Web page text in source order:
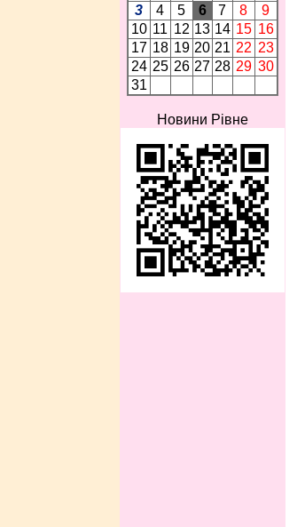
3
4 5 6 7 8
9
10 11 12 13 14 15 16
17 18 19 20 21 22 23
24 25 26 27 28 29 30
31
Новини Рівне